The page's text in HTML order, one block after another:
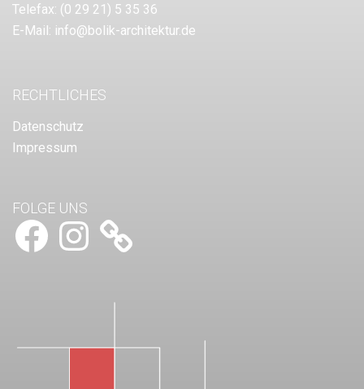
Telefax: (0 29 21) 5 35 36
E-Mail: info@bolik-architektur.de
RECHTLICHES
Datenschutz
Impressum
FOLGE UNS
FacebookInstagram